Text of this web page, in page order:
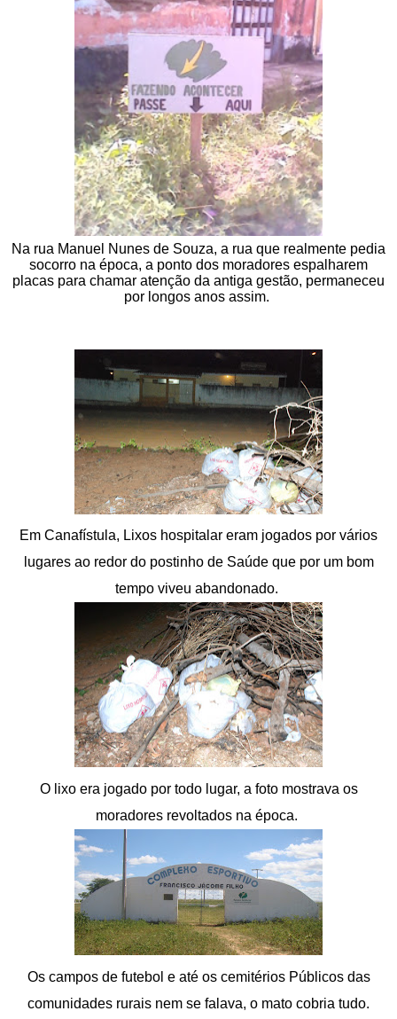
Na rua Manuel Nunes de Souza, a rua que realmente pedia
socorro na época, a ponto dos moradores espalharem
placas para chamar atenção da antiga gestão, permaneceu
por longos anos assim.
Em Canafístula, Lixos hospitalar eram jogados por vários
lugares ao redor do postinho de Saúde que por um bom
tempo viveu abandonado.
O lixo era jogado por todo lugar, a foto mostrava os
moradores revoltados na época.
Os campos de futebol e até os cemitérios Públicos das
comunidades rurais nem se falava, o mato cobria tudo.